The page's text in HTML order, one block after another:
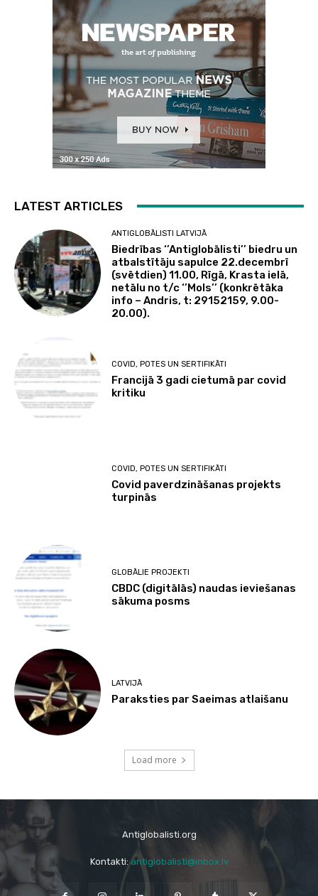
LATEST ARTICLES
ANTIGLOBĀLISTI LATVIJĀ
Biedrības ‘’Antiglobālisti’’ biedru un
atbalstītāju sapulce 22.decembrī
(svētdien) 11.00, Rīgā, Krasta ielā,
netālu no t/c ‘’Mols’’ (konkrētāka
info – Andris, t: 29152159, 9.00-
20.00).
COVID, POTES UN SERTIFIKĀTI
Francijā 3 gadi cietumā par covid
kritiku
COVID, POTES UN SERTIFIKĀTI
Covid paverdzināšanas projekts
turpinās
GLOBĀLIE PROJEKTI
CBDC (digitālās) naudas ieviešanas
sākuma posms
LATVIJĀ
Paraksties par Saeimas atlaišanu
Load more
Antiglobalisti.org
Kontakti:antiglobalisti@inbox.lv